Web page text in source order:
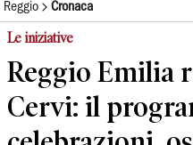
Reggio Cronaca
Le iniziative
Reggio Emilia
Cervi: il